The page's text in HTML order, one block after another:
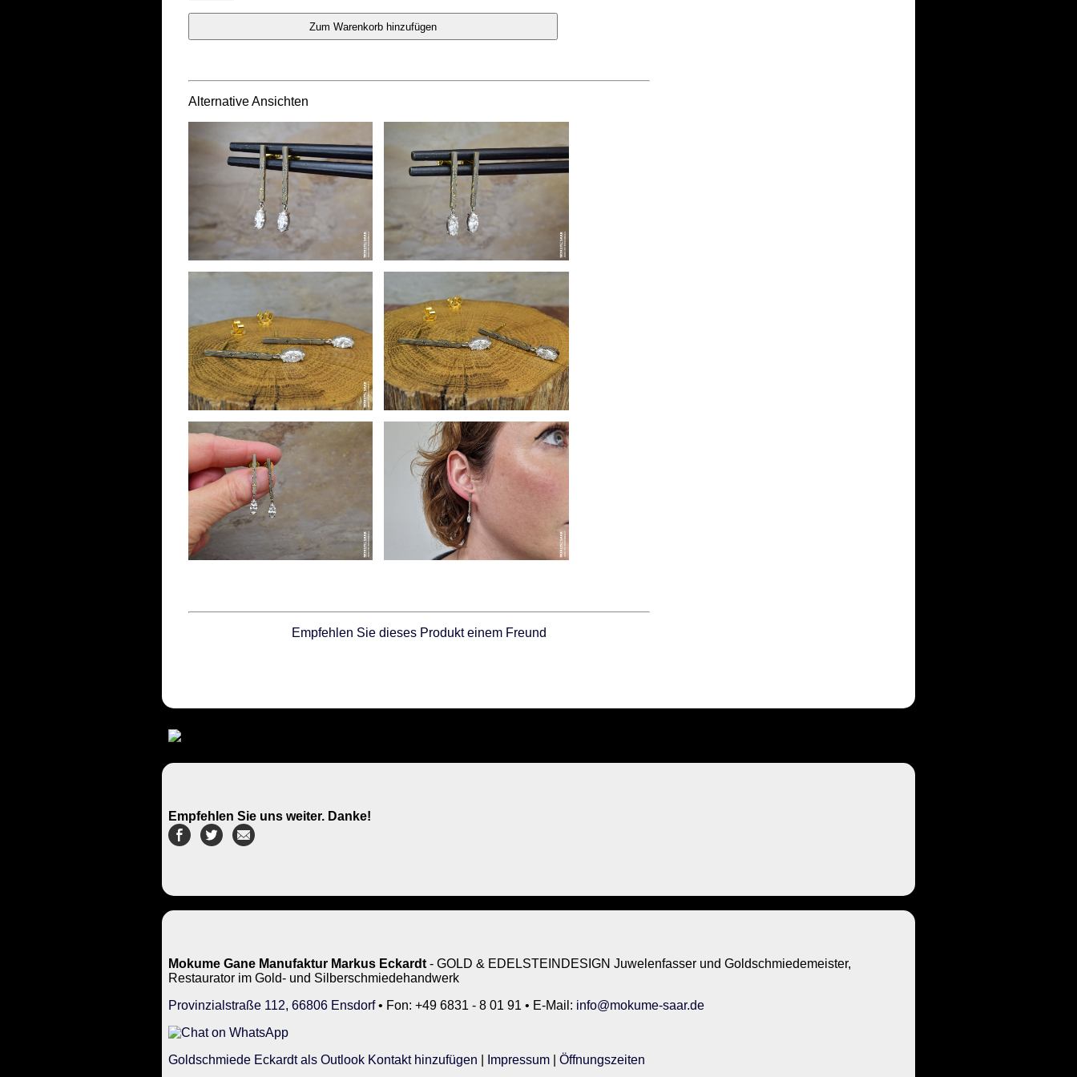
Alternative Ansichten
Empfehlen Sie dieses Produkt einem Freund
Empfehlen Sie uns weiter. Danke!
Mokume Gane Manufaktur Markus Eckardt - GOLD & EDELSTEINDESIGN Juwelenfasser und Goldschmiedemeister,
Restaurator im Gold- und Silberschmiedehandwerk
Provinzialstraße 112, 66806 Ensdorf• Fon: +49 6831 - 8 01 91 • E-Mail: info@mokume-saar.de
Goldschmiede Eckardt als Outlook Kontakt hinzufügen Impressum Öffnungszeiten